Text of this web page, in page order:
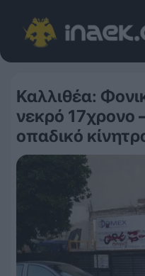
Καλλιθέα:
νεκρό 17χρονο
οπαδικό